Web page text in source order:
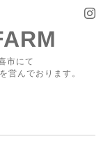
市にて
営んでおります。